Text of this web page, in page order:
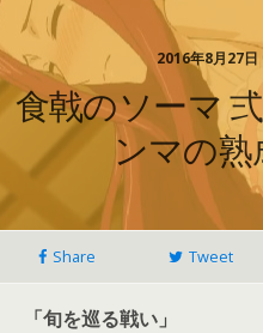
2016年8月27
食戟のソーマ
ンマの
Share Tweet
「旬を巡る戦い」